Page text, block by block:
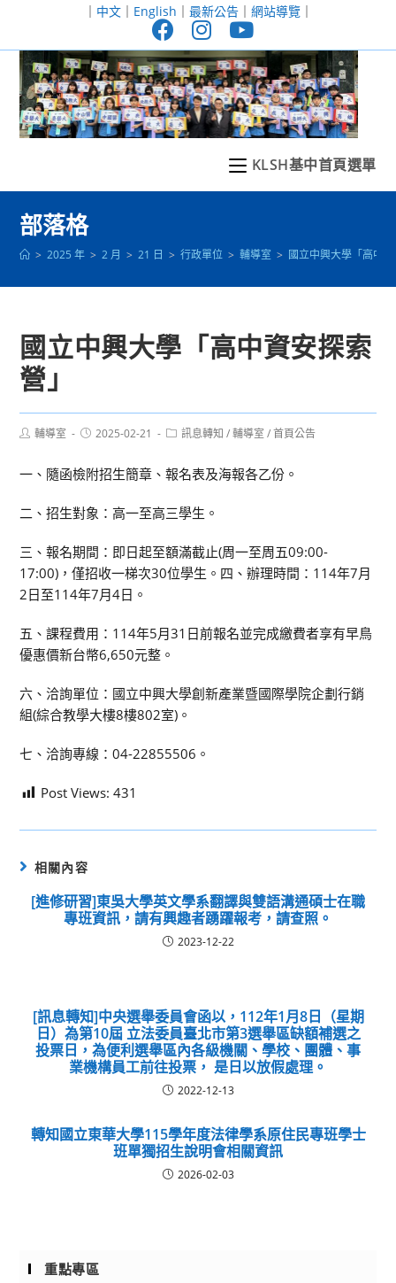
至
｜ 中文｜ English ｜ 最新公告｜ 網站導覽｜
KLSH基中首頁選單
部落格
> 2025 年 > 2 月 > 21 日 > 行政單位 > 輔導室 > 國立中興大學「高中
國立中興大學「高中資安探索
營」
Post輔導室
Post2025-02-21
Post訊息轉知 / 輔導室 / 首頁公告
一、隨函檢附招生簡章、報名表及海報各乙份。
二、招生對象：高一至高三學生。
三、報名期間：即日起至額滿截止(周一至周五09:00-
17:00)，僅招收一梯次30位學生。四、辦理時間：114年7月
2日至114年7月4日。
五、課程費用：114年5月31日前報名並完成繳費者享有早鳥
優惠價新台幣6,650元整。
六、洽詢單位：國立中興大學創新產業暨國際學院企劃行銷
組(綜合教學大樓8樓802室)。
七、洽詢專線：04-22855506。
Post Views: 431
相關內容
[進修研習]東吳大學英文學系翻譯與雙語溝通碩士在職
專班資訊，請有興趣者踴躍報考，請查照。
2023-12-22
[訊息轉知]中央選舉委員會函以，112年1月8日（星期
日）為第10屆 立法委員臺北市第3選舉區缺額補選之
投票日，為便利選舉區內各級機關、學校、團體、事
業機構員工前往投票， 是日以放假處理。
2022-12-13
轉知國立東華大學115學年度法律學系原住民專班學士
班單獨招生說明會相關資訊
2026-02-03
重點專區